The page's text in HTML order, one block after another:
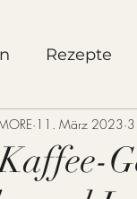
Rezepte
11. März 2023